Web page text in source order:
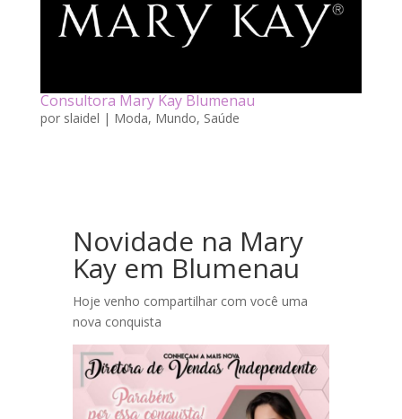
Consultora Mary Kay Blumenau
por slaidel | Moda, Mundo, Saúde
Novidade na Mary
Kay em Blumenau
Hoje venho compartilhar com você uma
nova conquista